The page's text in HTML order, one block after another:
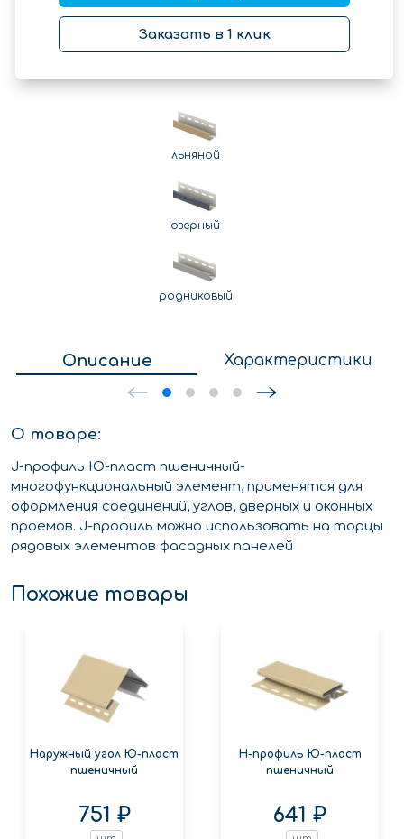
Заказать в 1 клик
льняной
озерный
родниковый
Описание Характеристики
О товаре:
J-профиль Ю-пласт пшеничный-
многофункциональный элемент, применятся для
оформления соединений, углов, дверных и оконных
проемов. J-профиль можно использовать на торцы
рядовых элементов фасадных панелей
Похожие товары
Наружный угол Ю-пласт
пшеничный
751 ₽
Н-профиль Ю-пласт
пшеничный
641 ₽